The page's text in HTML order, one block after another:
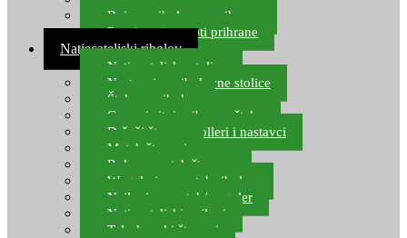
Boje za ribolovnu prihranu
Provjereni recepti prihrane
Natjecateljski ribolov
Natjecateljske stolice
Nastavci za ribolovne stolice
Šteke za ribolov
Gume i sitni pribor za šteku
Držači štapova rolleri i nastavci
Match štapovi
Role za match štapove
Waggleri za match ribolov
Najloni za match/waggler
Natjecateljski najloni
Teleskopski štapovi